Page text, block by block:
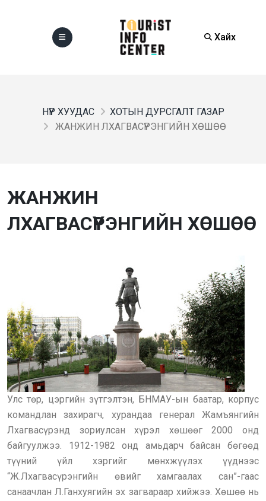
Хайх
НҮҮР ХУУДАС
ХОТЫН ДУРСГАЛТ ГАЗАР
ЖАНЖИН ЛХАГВАСҮРЭНГИЙН ХӨШӨӨ
ЖАНЖИН
ЛХАГВАСҮРЭНГИЙН ХӨШӨӨ
Улс төр, цэргийн зүтгэлтэн, БНМАУ-ын баатар, корпус
командлан захирагч, хурандаа генерал Жамъянгийн
Лхагвасүрэнд зориулсан хүрэл хөшөөг 2000 онд
байгуулжээ. 1912-1982 онд амьдарч байсан бөгөөд
түүний үйл хэргийг мөнхжүүлэх үүднээс
“Ж.Лхагвасүрэнгийн өвийг хамгаалах сан”-гаас
санаачлан Л.Ганхуягийн эх загвараар хийжээ. Хөшөө нь